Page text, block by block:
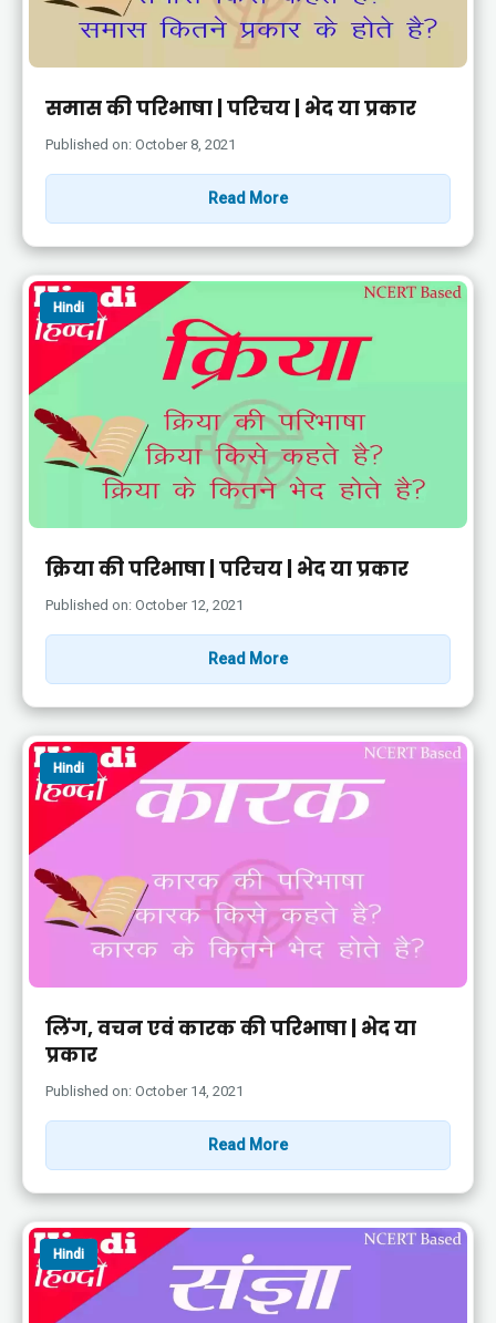
समास की परिभाषा | परिचय | भेद या प्रकार
Published on: October 8, 2021
Read More
Hindi
क्रिया की परिभाषा | परिचय | भेद या प्रकार
Published on: October 12, 2021
Read More
Hindi
लिंग, वचन एवं कारक की परिभाषा | भेद या
प्रकार
Published on: October 14, 2021
Read More
Hindi